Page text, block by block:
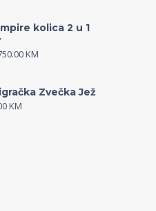
kolica 2 u 1
KM
Zvečka Jež
KM